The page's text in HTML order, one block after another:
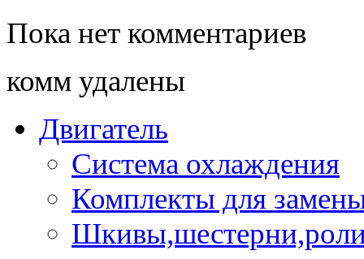
Пока нет комментариев
комм удалены
Двигатель
Система охлаждения
Комплекты для